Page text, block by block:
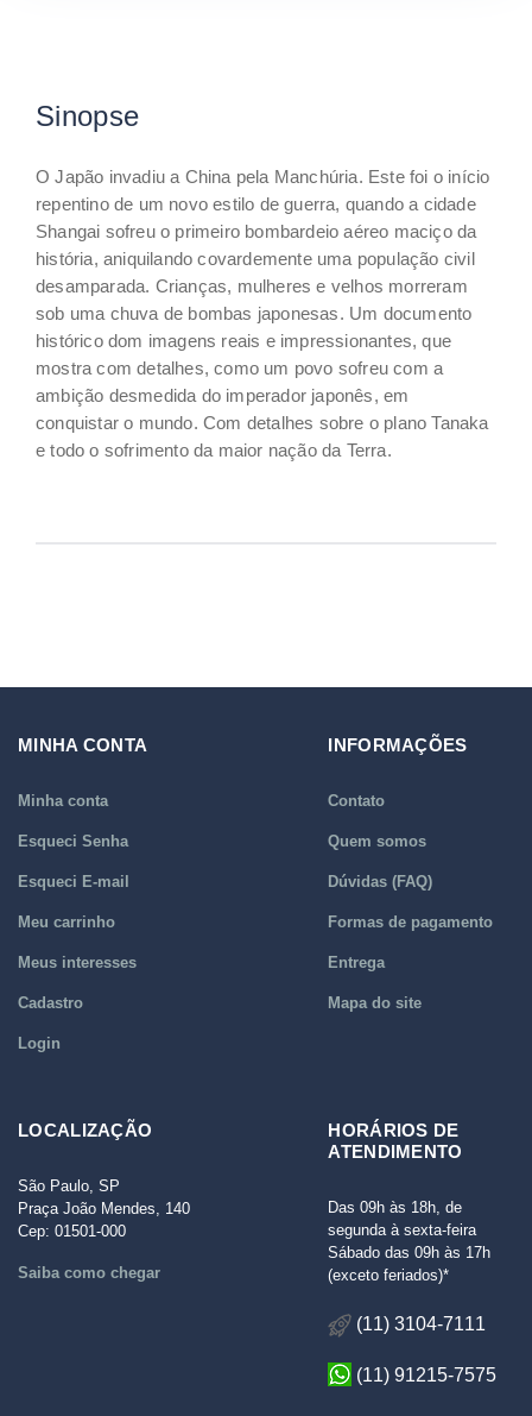
Sinopse
O Japão invadiu a China pela Manchúria. Este foi o início
repentino de um novo estilo de guerra, quando a cidade
Shangai sofreu o primeiro bombardeio aéreo maciço da
história, aniquilando covardemente uma população civil
desamparada. Crianças, mulheres e velhos morreram
sob uma chuva de bombas japonesas. Um documento
histórico dom imagens reais e impressionantes, que
mostra com detalhes, como um povo sofreu com a
ambição desmedida do imperador japonês, em
conquistar o mundo. Com detalhes sobre o plano Tanaka
e todo o sofrimento da maior nação da Terra.
MINHA CONTA
Minha conta
Esqueci Senha
Esqueci E-mail
Meu carrinho
Meus interesses
Cadastro
Login
INFORMAÇÕES
Contato
Quem somos
Dúvidas (FAQ)
Formas de pagamento
Entrega
Mapa do site
LOCALIZAÇÃO
São Paulo, SP
Praça João Mendes, 140
Cep: 01501-000
Saiba como chegar
HORÁRIOS DE
ATENDIMENTO
Das 09h às 18h, de
segunda à sexta-feira
Sábado das 09h às 17h
(exceto feriados)*
(11) 3104-7111
(11) 91215-7575